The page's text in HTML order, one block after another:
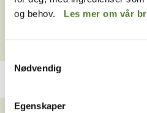
og behov. Les mer om vår
Nødvendig
Egenskaper
kveldsforestillingen med
VIL DU HA